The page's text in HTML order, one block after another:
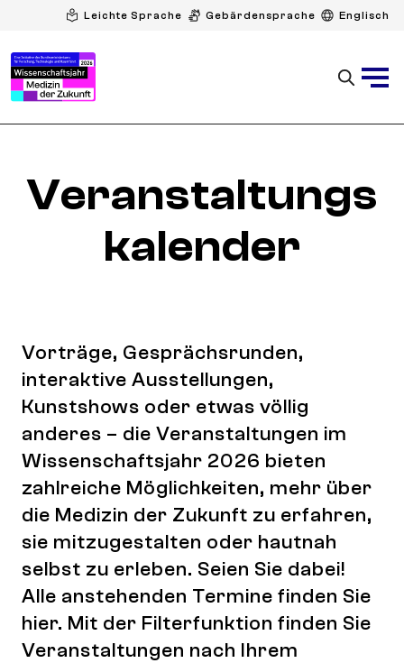
Leichte Sprache Gebärdensprache Englisch
Veranstaltungs
kalender
Vorträge, Gesprächsrunden,
interaktive Ausstellungen,
Kunstshows oder etwas völlig
anderes – die Veranstaltungen im
Wissenschaftsjahr 2026 bieten
zahlreiche Möglichkeiten, mehr über
die Medizin der Zukunft zu erfahren,
sie mitzugestalten oder hautnah
selbst zu erleben. Seien Sie dabei!
Alle anstehenden Termine finden Sie
hier. Mit der Filterfunktion finden Sie
Veranstaltungen nach Ihrem